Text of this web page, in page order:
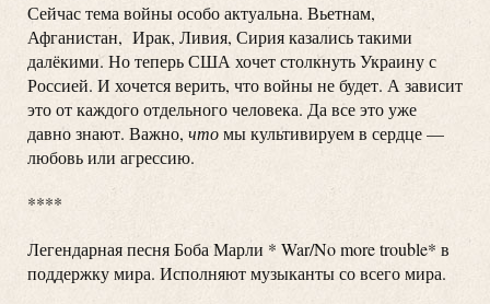
Сейчас тема войны особо актуальна. Вьетнам,
Афганистан, Ирак, Ливия, Сирия казались такими
далёкими. Но теперь США хочет столкнуть Украину с
Россией. И хочется верить, что войны не будет. А зависит
это от каждого отдельного человека. Да все это уже
давно знают. Важно, чтомы культивируем в сердце —
любовь или агрессию.
****
Легендарная песня Боба Марли * War/No more trouble* в
поддержку мира. Исполняют музыканты со всего мира.